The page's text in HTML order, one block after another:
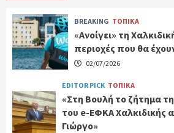
BREAKING ΤΟΠΙΚΑ
«Ανοίγει» τη
περιοχές που θα
02/07/2026
EDITOR PICK ΤΟΠΙΚΑ
«Στη Βουλή το ζήτημα
του e-ΕΦΚΑ Χαλκιδικής
Γιώργο»